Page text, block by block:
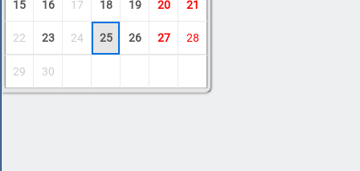
15 16 17 18 19 20 21
22 23 24 25 26 27 28
29 30